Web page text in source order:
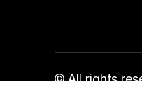
© All rights